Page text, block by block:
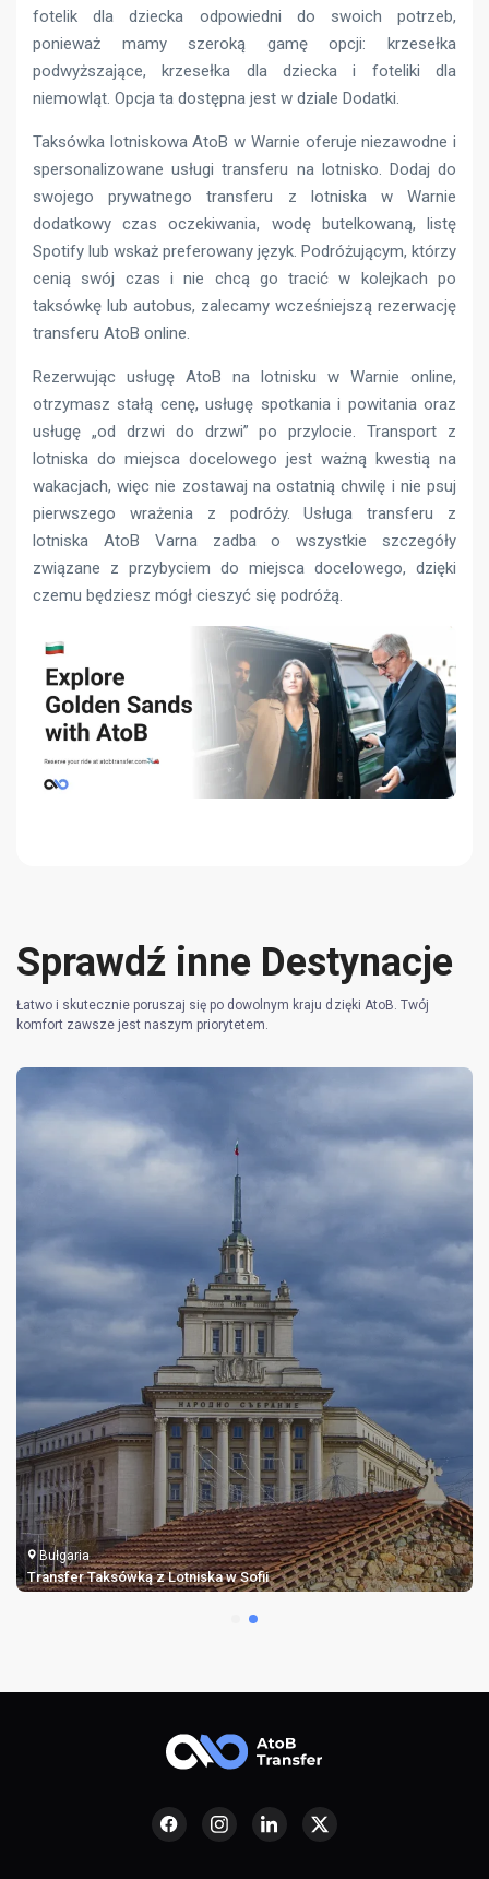
fotelik dla dziecka odpowiedni do swoich potrzeb,
ponieważ mamy szeroką gamę opcji: krzesełka
podwyższające, krzesełka dla dziecka i foteliki dla
niemowląt. Opcja ta dostępna jest w dziale Dodatki.
Taksówka lotniskowa AtoB w Warnie oferuje niezawodne i
spersonalizowane usługi transferu na lotnisko. Dodaj do
swojego prywatnego transferu z lotniska w Warnie
dodatkowy czas oczekiwania, wodę butelkowaną, listę
Spotify lub wskaż preferowany język. Podróżującym, którzy
cenią swój czas i nie chcą go tracić w kolejkach po
taksówkę lub autobus, zalecamy wcześniejszą rezerwację
transferu AtoB online.
Rezerwując usługę AtoB na lotnisku w Warnie online,
otrzymasz stałą cenę, usługę spotkania i powitania oraz
usługę „od drzwi do drzwi” po przylocie. Transport z
lotniska do miejsca docelowego jest ważną kwestią na
wakacjach, więc nie zostawaj na ostatnią chwilę i nie psuj
pierwszego wrażenia z podróży. Usługa transferu z
lotniska AtoB Varna zadba o wszystkie szczegóły
związane z przybyciem do miejsca docelowego, dzięki
czemu będziesz mógł cieszyć się podróżą.
Sprawdź inne Destynacje
Łatwo i skutecznie poruszaj się po dowolnym kraju dzięki AtoB. Twój
komfort zawsze jest naszym priorytetem.
Bułgaria
Taksówka z Lotniska w Warnie w Bułgarii